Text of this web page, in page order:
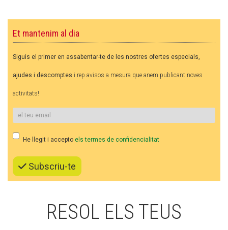
Et mantenim al dia
Siguis el primer en assabentar-te de les nostres ofertes especials,
ajudes i descomptes i rep avisos a mesura que anem publicant noves
activitats!
He llegit i accepto els termes de confidencialitat
Subscriu-te
RESOL ELS TEUS
ACCIÓ SOCIAL I JOVES
SUPORT TERCER SECTOR